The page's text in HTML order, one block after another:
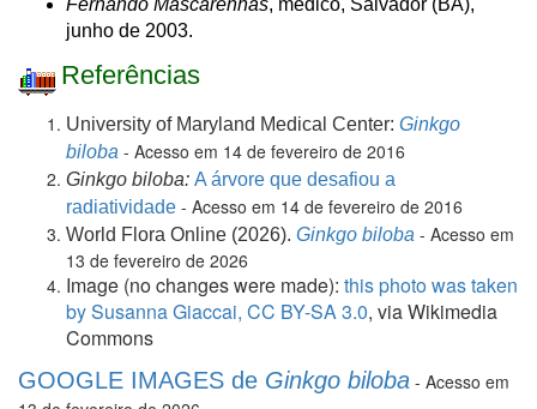
Fernando Mascarenhas, médico, Salvador (BA),
junho de 2003.
Referências
University of Maryland Medical Center: Ginkgo
biloba - Acesso em 14 de fevereiro de 2016
Ginkgo biloba: A árvore que desafiou a
radiatividade - Acesso em 14 de fevereiro de 2016
World Flora Online (2026). Ginkgo biloba - Acesso em
13 de fevereiro de 2026
Image (no changes were made): this photo was taken
by Susanna Giaccai, CC BY-SA 3.0, via Wikimedia
Commons
GOOGLE IMAGES de Ginkgo biloba - Acesso em